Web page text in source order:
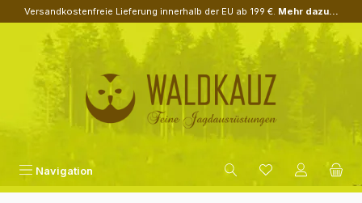
Zum Hauptinhalt springen
Versandkostenfreie Lieferung innerhalb der EU ab 199 €. Mehr dazu...
Navigation